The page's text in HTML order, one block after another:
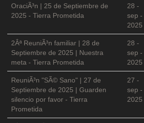
OraciÃ³n | 25 de Septiembre de
2025 - Tierra Prometida
28 -
sep -
2025
2Âª ReuniÃ³n familiar | 28 de
Septiembre de 2025 | Nuestra
meta - Tierra Prometida
28 -
sep -
2025
ReuniÃ³n "SÃ© Sano" | 27 de
Septiembre de 2025 | Guarden
silencio por favor - Tierra
Prometida
27 -
sep -
2025